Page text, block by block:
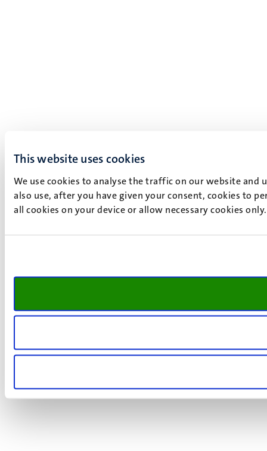
This website uses cookies
We use cookies to analyse the traffic on our website and
also use, after you have given your consent, cookies to
all cookies on your device or allow necessary cookies